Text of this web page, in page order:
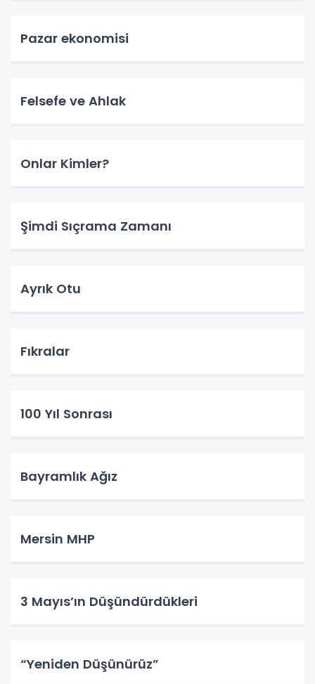
Pazar ekonomisi
Felsefe ve Ahlak
Onlar Kimler?
Şimdi Sıçrama Zamanı
Ayrık Otu
Fıkralar
100 Yıl Sonrası
Bayramlık Ağız
Mersin MHP
3 Mayıs’ın Düşündürdükleri
“Yeniden Düşünürüz”